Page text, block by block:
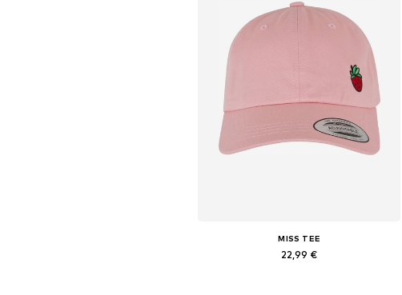
MISS TEE
22,99 €